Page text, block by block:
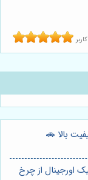
کاربر
بالا 🚗
اورجینال از چرخ